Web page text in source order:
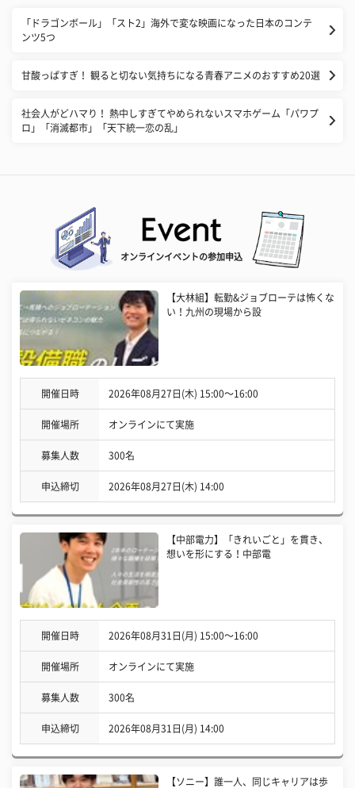
「ドラゴンボール」「スト2」海外で変な映画になった日本のコンテ
ンツ5つ
甘酸っぱすぎ！ 観ると切ない気持ちになる青春アニメのおすすめ20選
社会人がどハマり！ 熱中しすぎてやめられないスマホゲーム「パワプ
ロ」「消滅都市」「天下統一恋の乱」
オンラインイベントの参加申込
【大林組】転勤&ジョブローテは怖くな
い！九州の現場から設
開催日時 2026年08月27日(木) 15:00〜16:00
開催場所 オンラインにて実施
募集人数 300名
申込締切 2026年08月27日(木) 14:00
【中部電力】「きれいごと」を貫き、
想いを形にする！中部電
開催日時 2026年08月31日(月) 15:00〜16:00
開催場所 オンラインにて実施
募集人数 300名
申込締切 2026年08月31日(月) 14:00
【ソニー】誰一人、同じキャリアは歩